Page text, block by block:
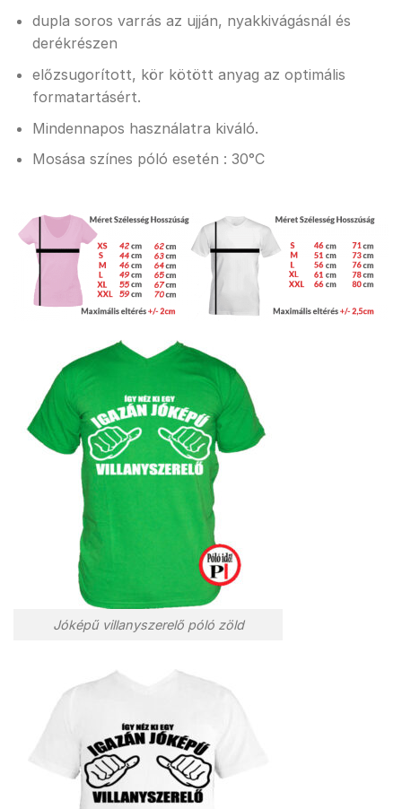
dupla soros varrás az ujján, nyakkivágásnál és
derékrészen
előzsugorított, kör kötött anyag az optimális
formatartásért.
Mindennapos használatra kiváló.
Mosása színes póló esetén : 30°C
Jóképű villanyszerelő póló zöld